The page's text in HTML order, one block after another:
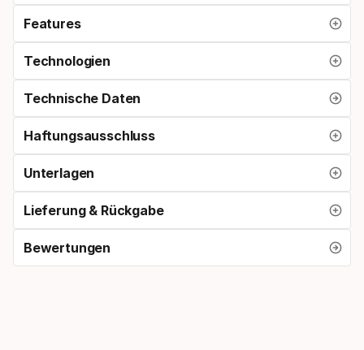
Features
Technologien
Technische Daten
Haftungsausschluss
Unterlagen
Lieferung & Rückgabe
Bewertungen